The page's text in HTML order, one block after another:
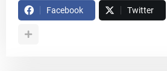
Facebook Twitter